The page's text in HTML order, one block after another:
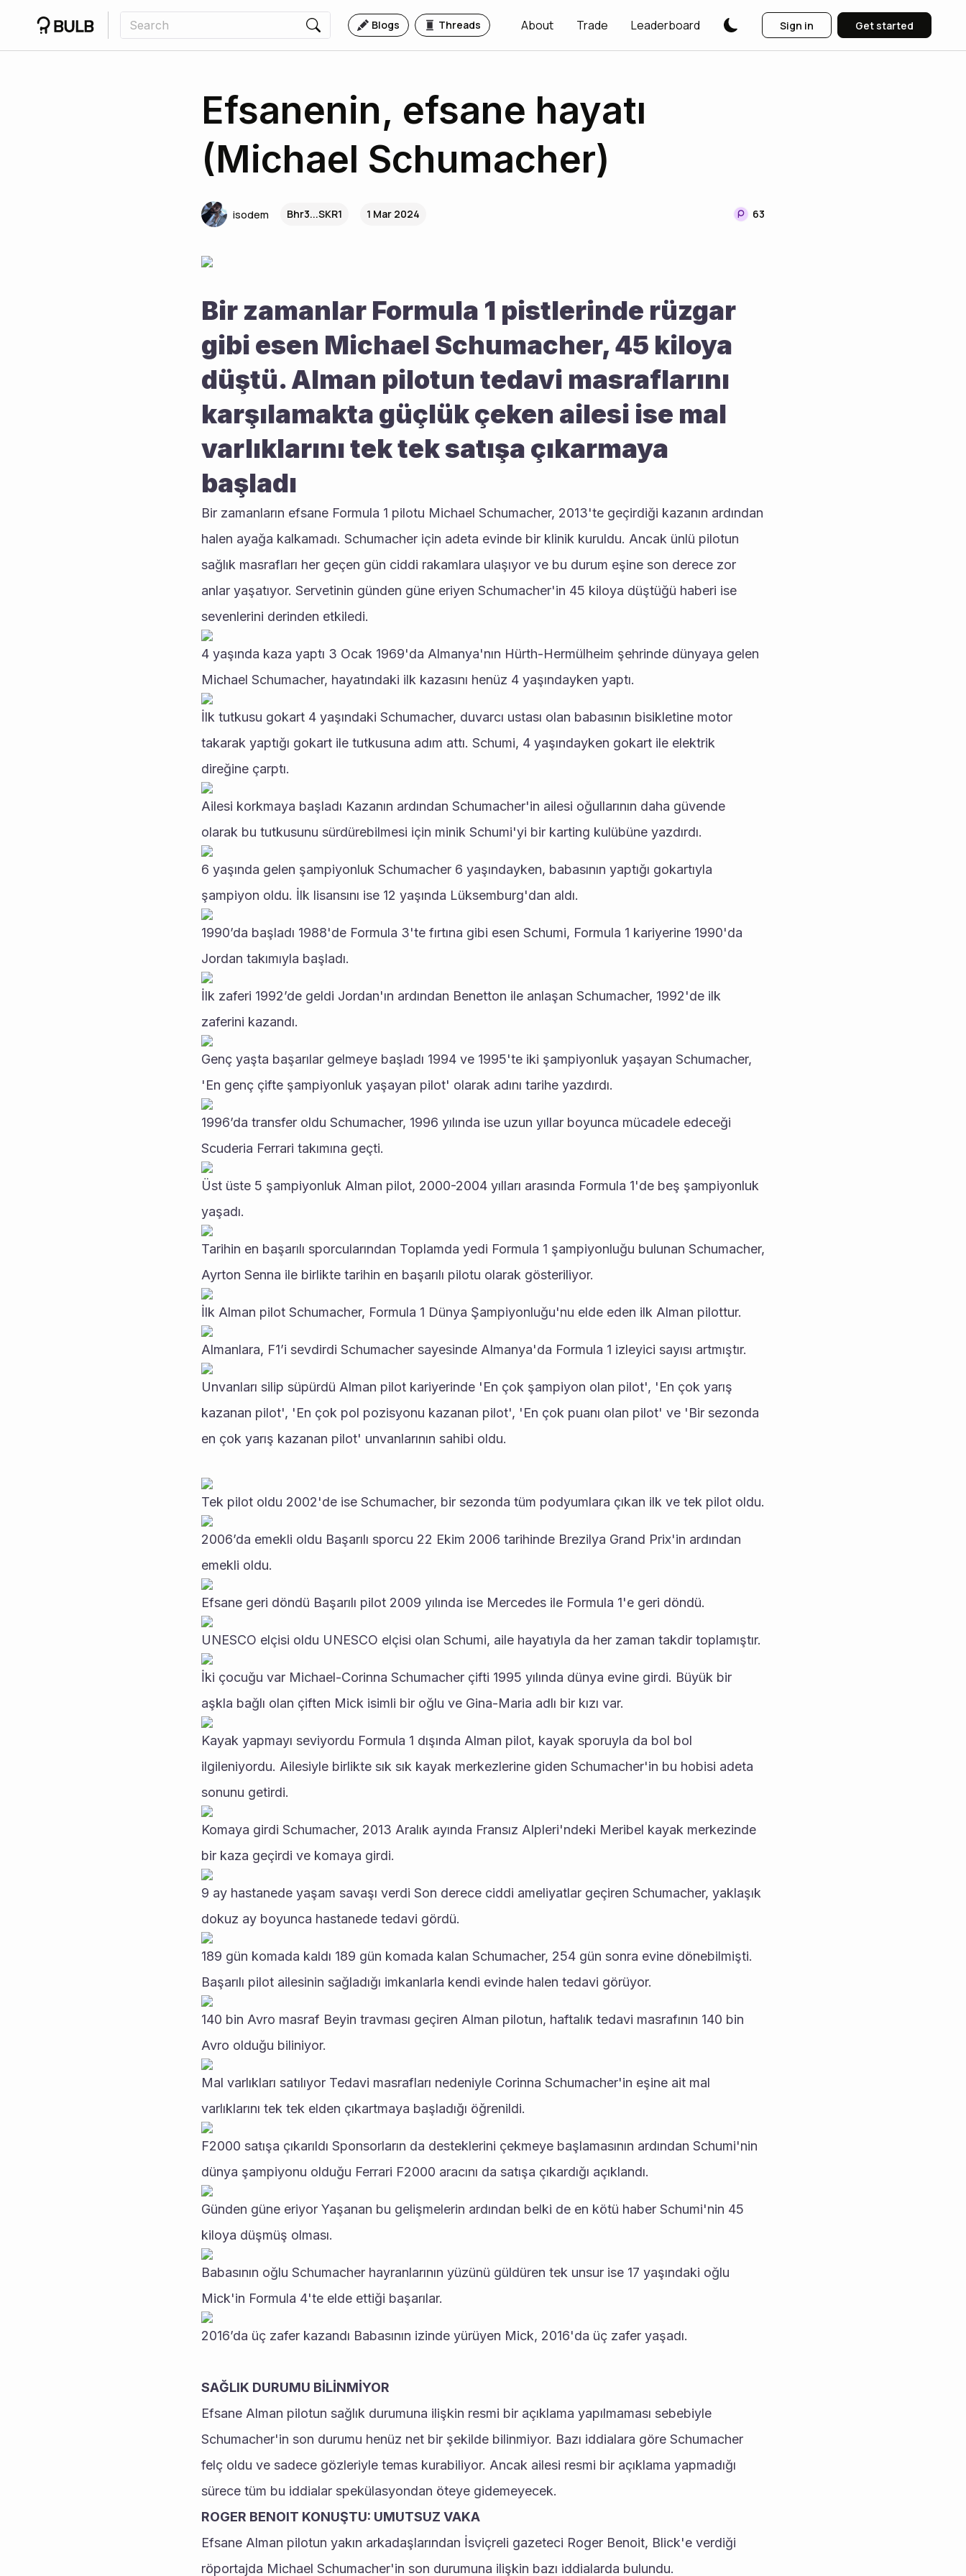
Blogs Threads About Trade Leaderboard Sign in Get started
Efsanenin, efsane hayatı
(Michael Schumacher)
isodem Bhr3...SKR1 1 Mar 2024 63
Bir zamanlar Formula 1 pistlerinde rüzgar
gibi esen Michael Schumacher, 45 kiloya
düştü. Alman pilotun tedavi masraflarını
karşılamakta güçlük çeken ailesi ise mal
varlıklarını tek tek satışa çıkarmaya
başladı
Bir zamanların efsane Formula 1 pilotu Michael Schumacher, 2013'te geçirdiği kazanın ardından
halen ayağa kalkamadı. Schumacher için adeta evinde bir klinik kuruldu. Ancak ünlü pilotun
sağlık masrafları her geçen gün ciddi rakamlara ulaşıyor ve bu durum eşine son derece zor
anlar yaşatıyor. Servetinin günden güne eriyen Schumacher'in 45 kiloya düştüğü haberi ise
sevenlerini derinden etkiledi.
4 yaşında kaza yaptı 3 Ocak 1969'da Almanya'nın Hürth-Hermülheim şehrinde dünyaya gelen
Michael Schumacher, hayatındaki ilk kazasını henüz 4 yaşındayken yaptı.
İlk tutkusu gokart 4 yaşındaki Schumacher, duvarcı ustası olan babasının bisikletine motor
takarak yaptığı gokart ile tutkusuna adım attı. Schumi, 4 yaşındayken gokart ile elektrik
direğine çarptı.
Ailesi korkmaya başladı Kazanın ardından Schumacher'in ailesi oğullarının daha güvende
olarak bu tutkusunu sürdürebilmesi için minik Schumi'yi bir karting kulübüne yazdırdı.
6 yaşında gelen şampiyonluk Schumacher 6 yaşındayken, babasının yaptığı gokartıyla
şampiyon oldu. İlk lisansını ise 12 yaşında Lüksemburg'dan aldı.
1990’da başladı 1988'de Formula 3'te fırtına gibi esen Schumi, Formula 1 kariyerine 1990'da
Jordan takımıyla başladı.
İlk zaferi 1992’de geldi Jordan'ın ardından Benetton ile anlaşan Schumacher, 1992'de ilk
zaferini kazandı.
Genç yaşta başarılar gelmeye başladı 1994 ve 1995'te iki şampiyonluk yaşayan Schumacher,
'En genç çifte şampiyonluk yaşayan pilot' olarak adını tarihe yazdırdı.
1996’da transfer oldu Schumacher, 1996 yılında ise uzun yıllar boyunca mücadele edeceği
Scuderia Ferrari takımına geçti.
Üst üste 5 şampiyonluk Alman pilot, 2000-2004 yılları arasında Formula 1'de beş şampiyonluk
yaşadı.
Tarihin en başarılı sporcularından Toplamda yedi Formula 1 şampiyonluğu bulunan Schumacher,
Ayrton Senna ile birlikte tarihin en başarılı pilotu olarak gösteriliyor.
İlk Alman pilot Schumacher, Formula 1 Dünya Şampiyonluğu'nu elde eden ilk Alman pilottur.
Almanlara, F1’i sevdirdi Schumacher sayesinde Almanya'da Formula 1 izleyici sayısı artmıştır.
Unvanları silip süpürdü Alman pilot kariyerinde 'En çok şampiyon olan pilot', 'En çok yarış
kazanan pilot', 'En çok pol pozisyonu kazanan pilot', 'En çok puanı olan pilot' ve 'Bir sezonda
en çok yarış kazanan pilot' unvanlarının sahibi oldu.
Tek pilot oldu 2002'de ise Schumacher, bir sezonda tüm podyumlara çıkan ilk ve tek pilot oldu.
2006’da emekli oldu Başarılı sporcu 22 Ekim 2006 tarihinde Brezilya Grand Prix'in ardından
emekli oldu.
Efsane geri döndü Başarılı pilot 2009 yılında ise Mercedes ile Formula 1'e geri döndü.
UNESCO elçisi oldu UNESCO elçisi olan Schumi, aile hayatıyla da her zaman takdir toplamıştır.
İki çocuğu var Michael-Corinna Schumacher çifti 1995 yılında dünya evine girdi. Büyük bir
aşkla bağlı olan çiften Mick isimli bir oğlu ve Gina-Maria adlı bir kızı var.
Kayak yapmayı seviyordu Formula 1 dışında Alman pilot, kayak sporuyla da bol bol
ilgileniyordu. Ailesiyle birlikte sık sık kayak merkezlerine giden Schumacher'in bu hobisi adeta
sonunu getirdi.
Komaya girdi Schumacher, 2013 Aralık ayında Fransız Alpleri'ndeki Meribel kayak merkezinde
bir kaza geçirdi ve komaya girdi.
9 ay hastanede yaşam savaşı verdi Son derece ciddi ameliyatlar geçiren Schumacher, yaklaşık
dokuz ay boyunca hastanede tedavi gördü.
189 gün komada kaldı 189 gün komada kalan Schumacher, 254 gün sonra evine dönebilmişti.
Başarılı pilot ailesinin sağladığı imkanlarla kendi evinde halen tedavi görüyor.
140 bin Avro masraf Beyin travması geçiren Alman pilotun, haftalık tedavi masrafının 140 bin
Avro olduğu biliniyor.
Mal varlıkları satılıyor Tedavi masrafları nedeniyle Corinna Schumacher'in eşine ait mal
varlıklarını tek tek elden çıkartmaya başladığı öğrenildi.
F2000 satışa çıkarıldı Sponsorların da desteklerini çekmeye başlamasının ardından Schumi'nin
dünya şampiyonu olduğu Ferrari F2000 aracını da satışa çıkardığı açıklandı.
Günden güne eriyor Yaşanan bu gelişmelerin ardından belki de en kötü haber Schumi'nin 45
kiloya düşmüş olması.
Babasının oğlu Schumacher hayranlarının yüzünü güldüren tek unsur ise 17 yaşındaki oğlu
Mick'in Formula 4'te elde ettiği başarılar.
2016’da üç zafer kazandı Babasının izinde yürüyen Mick, 2016'da üç zafer yaşadı.
SAĞLIK DURUMU BİLİNMİYOR
Efsane Alman pilotun sağlık durumuna ilişkin resmi bir açıklama yapılmaması sebebiyle
Schumacher'in son durumu henüz net bir şekilde bilinmiyor. Bazı iddialara göre Schumacher
felç oldu ve sadece gözleriyle temas kurabiliyor. Ancak ailesi resmi bir açıklama yapmadığı
sürece tüm bu iddialar spekülasyondan öteye gidemeyecek.
ROGER BENOIT KONUŞTU: UMUTSUZ VAKA
Efsane Alman pilotun yakın arkadaşlarından İsviçreli gazeteci Roger Benoit, Blick'e verdiği
röportajda Michael Schumacher'in son durumuna ilişkin bazı iddialarda bulundu.